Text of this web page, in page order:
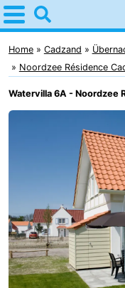
Home
Cadzand
Tipps
Für
Appartements
Campingplätze
Ferienhäuser
-
Home Cadzand
Noordzee Résidence
Watervilla 6A - Noordzee